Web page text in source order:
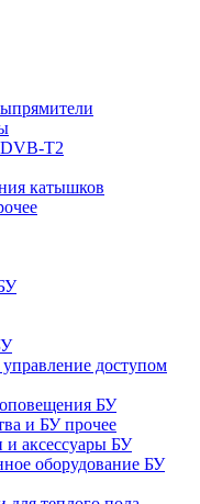
T2
катышков
доступом
БУ
и БУ прочее
и аксессуары БУ
оборудование БУ